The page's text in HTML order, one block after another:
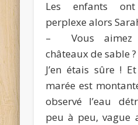
Les enfants
perplexe alors
– Vous aimez
châteaux de sable ?
J’en étais sûre !
marée est
observé l’eau
peu à peu, vague